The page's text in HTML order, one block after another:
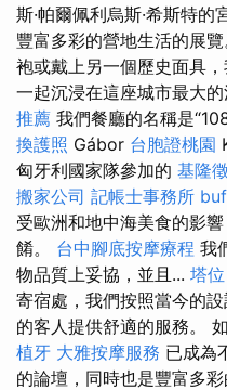
斯·帕爾佩利烏斯·希斯特
豐富多彩的營地生活的展覽
袍或戴上另一個歷史面具
一起沉浸在這座城市最大的
推薦 我們餐廳的名稱是
換護照 Gábor 台胞證桃園
匈牙利國家隊參加的 基隆
搬家公司 記帳士事務所
受歐洲和地中海美食的影
餚。 台中腳底按摩療程 我
物品質上妥協，並且... 塔位
寄宿處，我們按照當今的
的客人提供舒適的服務。
植牙 大雅按摩服務 已成為
的論壇，同時也是豐富多